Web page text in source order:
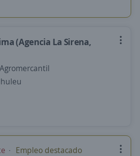
(Agencia La Sirena,
Empleo destacado